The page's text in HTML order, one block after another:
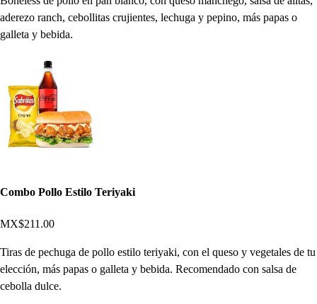
aderezo ranch, cebollitas crujientes, lechuga y pepino, más papas o
galleta y bebida.
Combo Pollo Estilo Teriyaki
MX$211.00
Tiras de pechuga de pollo estilo teriyaki, con el queso y vegetales de tu
elección, más papas o galleta y bebida. Recomendado con salsa de
cebolla dulce.